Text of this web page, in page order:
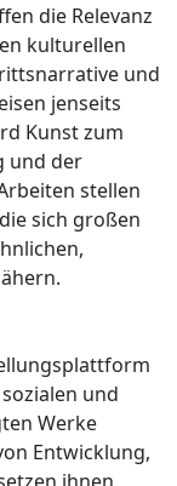
die Relevanz
kulturellen
und
jenseits
Kunst zum
und der
stellen
sich großen
und
Werke
Entwicklung,